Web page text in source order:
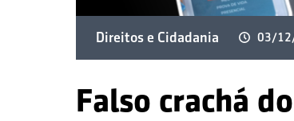
Direitos e Cidadania 03/
Falso crachá